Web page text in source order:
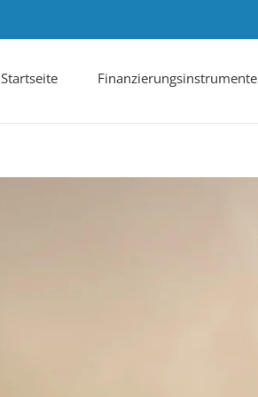
Startseite Finanzierungsinstrumente